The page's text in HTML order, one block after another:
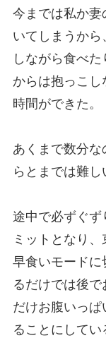
今までは私か妻
いてしまうから
しながら食べ
からは抱っこ
時間ができた。
あくまで数分
らとまでは難し
途中で必ずぐず
ミットとなり
早食いモードに
るだけでは後
だけお腹いっ
ることにしてい